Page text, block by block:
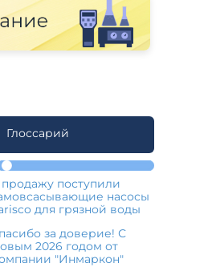
Глоссарий
поступили
насосы
для грязной воды
за доверие! С
2026 годом от
"Инмаркон"